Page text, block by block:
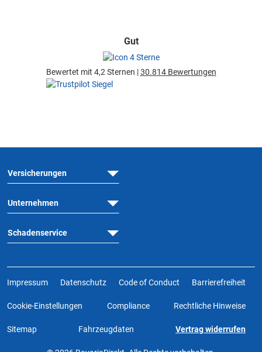
Gut
Bewertet mit 4,2 Sternen |30.814 Bewertungen
Versicherungen
Unternehmen
Schadenservice
Impressum Datenschutz Code of Conduct Barrierefreiheit
Cookie-Einstellungen Compliance Rechtliche Hinweise
Sitemap Fahrzeugdaten Vertrag widerrufen